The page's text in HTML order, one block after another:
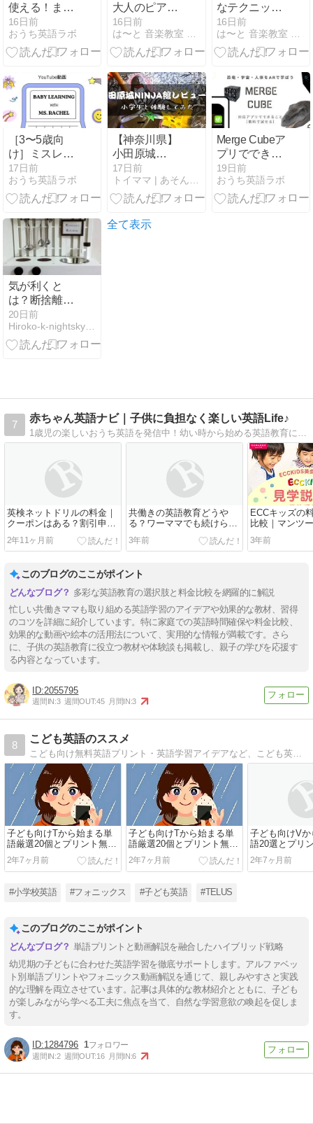
使える！まま
ごと英語｜お
料理ごっこで
使える英語フ
16日前
おうち英語ラボ
大人のピアノ
でピアニスト
の仲間入り！
16日前
は〜と 音楽教室 ピアノ リトミック 大阪 豊中 親子
なテクニック
以外に大切な
こと
16日前
は〜と 音楽教室 ピアノ リトミック 大阪 豊中 親子
［3〜5歳向
け］ミスレイ
チェル
「Preschool
Leaning –
Song」｜フォ
ニックスを楽
しく学べる動
画
17日前
おうち英語ラボ
【神奈川県】
小田原城
NINJA館レビ
ュー！小学生
と体験してみ
17日前
トイママ | あそんで子育て！元おもちゃ屋さんのママブログ
Merge Cubeア
プリでできる
こと｜恐竜・
宇宙・人体の
3D体験＆活用
19日前
おうち英語ラボ
気が利くと
は？断捨離し
ましたー
20日前
Hiroko-k-nightsky’sRoom
全て表示
7
赤ちゃん英語ナビ｜子供に負担なく楽しい英語Life♪
1歳児の楽しいおうち英語を発信中！幼い時から始める英語教育には、様々な弊害があり、専門家たちは行き過ぎた教育熱に警鐘を鳴らしています。 各専門書や論文から子供にあった、学習法を模索し、我が家の1歳児とともに実践しています。
英検ネットドリルの料金｜
クーポンはある？割引申し
込み方法を解説
2年11ヶ月前
共働きの英語教育どうや
る？ワーママでも続けられ
る5つのコツを紹介
3年前
ECCキッズの
比較｜マンツ
齢別まで解説
3年前
このブログのここがポイント
多彩な英語教育の選択肢と料金比較を網羅的に解説
忙しい共働きママも取り組める英語学習のアイデアや効果的な教材、習得
のコツを詳細に紹介しています。特に家庭での英語時間確保や料金比較、
効果的な動画や絵本の活用法について、実用的な情報が満載です。さら
に、子供の英語教育に役立つ教材や体験談も掲載し、親子の学びを応援す
る内容となっています。
2055795
週間IN:3 週間OUT:45 月間IN:3
8
こども英語のススメ
こども向け無料英語プリント・英語学習アイデアなど、こども英語のヒントがここにあります！おうちで子どもに英語に触れさせたい親御さんや、個人で英語教室をされている方などにおすすめのサイトです。
子ども向けTから始まる単
語厳選20個とプリント無料
ダウンロード
2年7ヶ月前
子ども向けTから始まる単
語厳選20個とプリント無料
ダウンロード
2年7ヶ月前
子ども向けV
語20選とプリ
ンロード
2年7ヶ月前
#小学校英語 #フォニックス #子ども英語 #TELUS
このブログのここがポイント
単語プリントと動画解説を融合したハイブリッド戦略
幼児期の子どもに合わせた英語学習を徹底サポートします。アルファベッ
ト別単語プリントやフォニックス動画解説を通じて、親しみやすさと実践
的な理解を両立させています。記事は具体的な教材紹介とともに、子ども
が楽しみながら学べる工夫に焦点を当て、自然な学習意欲の喚起を促しま
す。
1284796 1
週間IN:2 週間OUT:16 月間IN:6